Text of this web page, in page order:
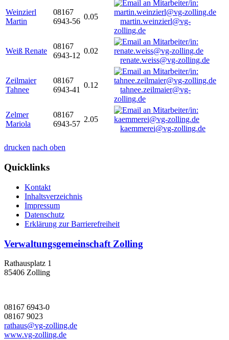
Weinzierl
Martin
08167
6943-56
0.05
martin.weinzierl@vg-
zolling.de
Weiß Renate
08167
6943-12
0.02
renate.weiss@vg-zolling.de
Zeilmaier
Tahnee
08167
6943-41
0.12
tahnee.zeilmaier@vg-
zolling.de
Zelmer
Mariola
08167
6943-57
2.05
kaemmerei@vg-zolling.de
drucken nach oben
Quicklinks
Kontakt
Inhaltsverzeichnis
Impressum
Datenschutz
Erklärung zur Barrierefreiheit
Verwaltungsgemeinschaft Zolling
Rathausplatz 1
85406 Zolling
08167 6943-0
08167 9023
rathaus@vg-zolling.de
www.vg-zolling.de